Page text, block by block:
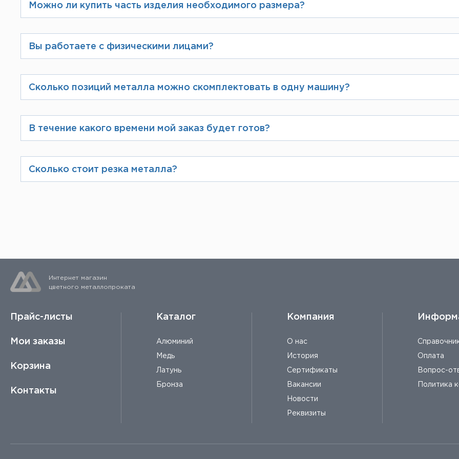
Можно ли купить часть изделия необходимого размера?
предложить изделие любого размера, подробнее посмотрите на страницеhttps://
Вы работаете с физическими лицами?
который можно будет оплатить заранее или в кассе при отгрузке товара.
Сколько позиций металла можно скомплектовать в одну машину?
максимально скомплектовать Ваш заказ.
В течение какого времени мой заказ будет готов?
склада.
Сколько стоит резка металла?
Интернет магазин
цветного металлопроката
Прайс-листы
Мои заказы
Корзина
Контакты
Каталог
Алюминий
Медь
Латунь
Бронза
Компания
О нас
История
Сертификаты
Вакансии
Новости
Реквизиты
Оплата
Вопрос-
Политика